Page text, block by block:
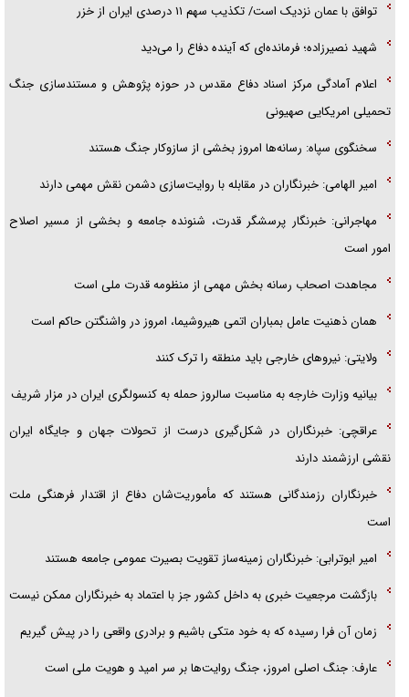
فریاد‌ها و ناله‌های دوستان مبارزدلم را آتش می‌زد
توافق با عمان نزدیک است/ تکذیب سهم ۱۱ درصدی ایران از خزر
شهید نصیرزاده؛ فرمانده‌ای که آینده دفاع را می‌دید
اعلام آمادگی مرکز اسناد دفاع مقدس در حوزه پژوهش و مستندسازی جنگ
تحمیلی امریکایی صهیونی
سخنگوی سپاه: رسانه‌ها امروز بخشی از سازوکار جنگ هستند
امیر الهامی: خبرنگاران در مقابله با روایت‌سازی دشمن نقش مهمی دارند
مهاجرانی: خبرنگار پرسشگر قدرت، شنونده جامعه و بخشی از مسیر اصلاح
امور است
مجاهدت اصحاب رسانه بخش مهمی از منظومه قدرت ملی است
همان ذهنیت عامل بمباران اتمی هیروشیما، امروز در واشنگتن حاکم است
ولایتی: نیروهای خارجی باید منطقه را ترک کنند
بیانیه وزارت خارجه به مناسبت سالروز حمله به کنسولگری ایران در مزار شریف
عراقچی: خبرنگاران در شکل‌گیری درست از تحولات جهان و جایگاه ایران
نقشی ارزشمند دارند
خبرنگاران رزمندگانی هستند که مأموریت‌شان دفاع از اقتدار فرهنگی ملت
است
امیر ابوترابی: خبرنگاران زمینه‌ساز تقویت بصیرت عمومی جامعه هستند
بازگشت مرجعیت خبری به داخل کشور جز با اعتماد به خبرنگاران ممکن نیست
زمان آن فرا رسیده که به خود متکی باشیم و برادری واقعی را در پیش گیریم
عارف: جنگ اصلی امروز، جنگ روایت‌ها بر سر امید و هویت ملی است